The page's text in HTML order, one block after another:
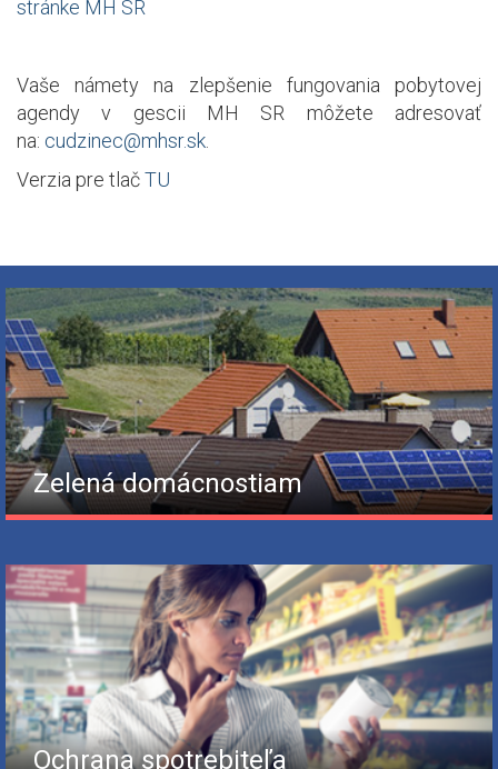
stránke MH SR
Vaše námety na zlepšenie fungovania pobytovej
agendy v gescii MH SR môžete adresovať
na: cudzinec@mhsr.sk
Verzia pre tlačTU
Zelená domácnostiam
Ochrana spotrebiteľa